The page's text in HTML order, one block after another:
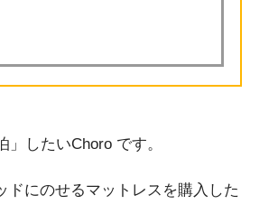
したいChoro です。
にのせるマットレスを購入した